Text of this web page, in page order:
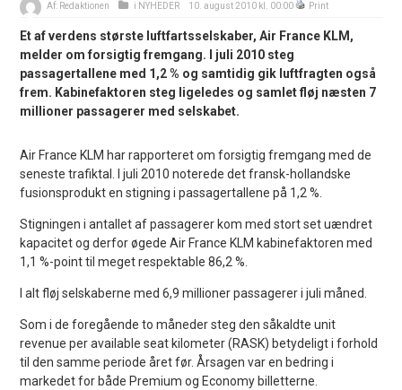
Af: Redaktionen i NYHEDER 10. august 2010 kl. 00:00 Print
Et af verdens største luftfartsselskaber, Air France KLM,
melder om forsigtig fremgang. I juli 2010 steg
passagertallene med 1,2 % og samtidig gik luftfragten også
frem. Kabinefaktoren steg ligeledes og samlet fløj næsten 7
millioner passagerer med selskabet.
Air France KLM har rapporteret om forsigtig fremgang med de
seneste trafiktal. I juli 2010 noterede det fransk-hollandske
fusionsprodukt en stigning i passagertallene på 1,2 %.
Stigningen i antallet af passagerer kom med stort set uændret
kapacitet og derfor øgede Air France KLM kabinefaktoren med
1,1 %-point til meget respektable 86,2 %.
I alt fløj selskaberne med 6,9 millioner passagerer i juli måned.
Som i de foregående to måneder steg den såkaldte unit
revenue per available seat kilometer (RASK) betydeligt i forhold
til den samme periode året før. Årsagen var en bedring i
markedet for både Premium og Economy billetterne.